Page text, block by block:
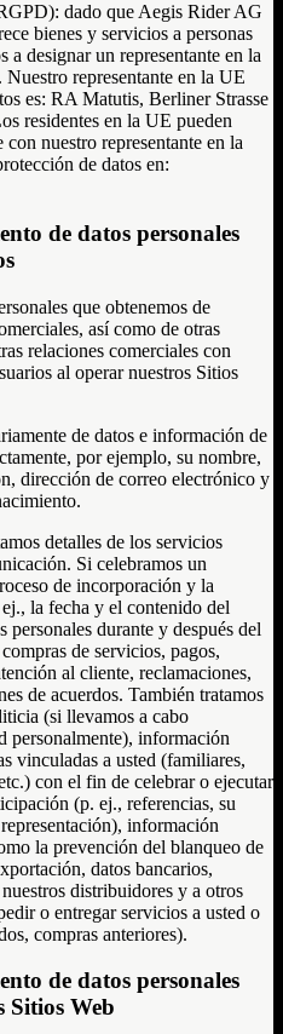
dado que Aegis Rider AG
bienes y servicios a personas
designar un representante en la
representante en la UE
es: RA Matutis, Berliner Strasse
residentes en la UE pueden
nuestro representante en la
de datos en:
de datos personales
que obtenemos de
así como de otras
relaciones comerciales con
al operar nuestros Sitios
de datos e información de
por ejemplo, su nombre,
dirección de correo electrónico y
detalles de los servicios
Si celebramos un
de incorporación y la
la fecha y el contenido del
personales durante y después del
de servicios, pagos,
al cliente, reclamaciones,
de acuerdos. También tratamos
(si llevamos a cabo
personalmente), información
vinculadas a usted (familiares,
con el fin de celebrar o ejecutar
(p. ej., referencias, su
información
la prevención del blanqueo de
datos bancarios,
distribuidores y a otros
o entregar servicios a usted o
compras anteriores).
de datos personales
Sitios Web